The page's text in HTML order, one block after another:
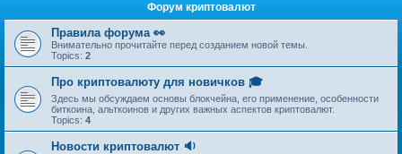
Форум криптовалют
Правила форума 👀
Внимательно прочитайте перед созданием новой темы.
Topics: 2
Про криптовалюту для новичков 🎓
Здесь мы обсуждаем основы блокчейна, его применение, особенности
биткоина, альткоинов и других важных аспектов криптовалют.
Topics: 4
Новости криптовалют 🔉